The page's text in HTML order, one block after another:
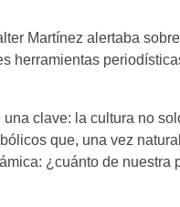
Martínez alertaba
herramientas
clave: la cultura no
que, una vez
¿cuánto de